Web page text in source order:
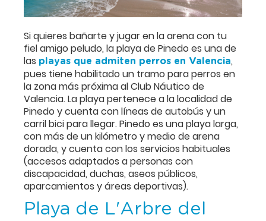
Si quieres bañarte y jugar en la arena con tu
fiel amigo peludo, la playa de Pinedo es una de
las playas que admiten perros en Valencia,
pues tiene habilitado un tramo para perros en
la zona más próxima al Club Náutico de
Valencia. La playa pertenece a la localidad de
Pinedo y cuenta con líneas de autobús y un
carril bici para llegar. Pinedo es una playa larga,
con más de un kilómetro y medio de arena
dorada, y cuenta con los servicios habituales
(accesos adaptados a personas con
discapacidad, duchas, aseos públicos,
aparcamientos y áreas deportivas).
Playa de L'Arbre del